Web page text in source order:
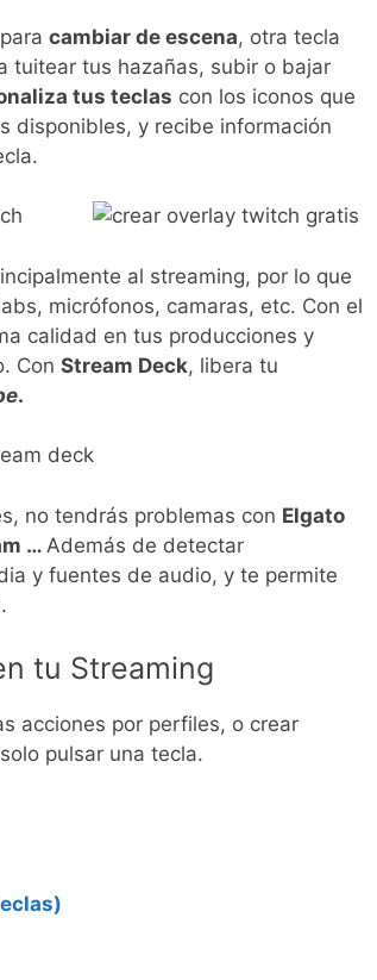
cambiar de escena, otra tecla
tuitear tus hazañas, subir o bajar
tus teclas con los iconos que
disponibles, y recibe información
al streaming, por lo que
micrófonos, camaras, etc. Con el
calidad en tus producciones y
Con Stream Deck, libera tu
.
no tendrás problemas con Elgato
… Además de detectar
y fuentes de audio, y te permite
tu Streaming
acciones por perfiles, o crear
pulsar una tecla.